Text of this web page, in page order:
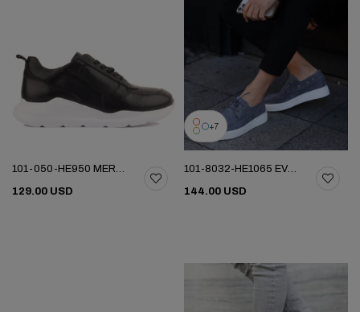
101-050-HE950 MERDANE AYAKKABI (ESKI 3688)
129.00 USD
7
101-8032-HE1065 EVA YENI SEZON AYK
144.00 USD